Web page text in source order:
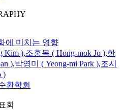
에 미치는 영향
Kim ),조홍목 ( Hong-mok Jo ),한
),박영미 ( Yeong-mi Park ),조시
)
환학회
회